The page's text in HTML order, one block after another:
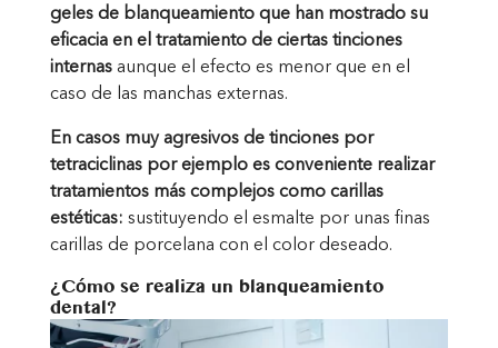
geles de blanqueamiento que han mostrado su
eficacia en el tratamiento de ciertas tinciones
internasaunque el efecto es menor que en el
caso de las manchas externas.
En casos muy agresivos de tinciones por
tetraciclinas por ejemplo es conveniente realizar
tratamientos más complejos como carillas
estéticas: sustituyendo el esmalte por unas finas
carillas de porcelana con el color deseado.
¿Cómo se realiza un blanqueamiento
dental?